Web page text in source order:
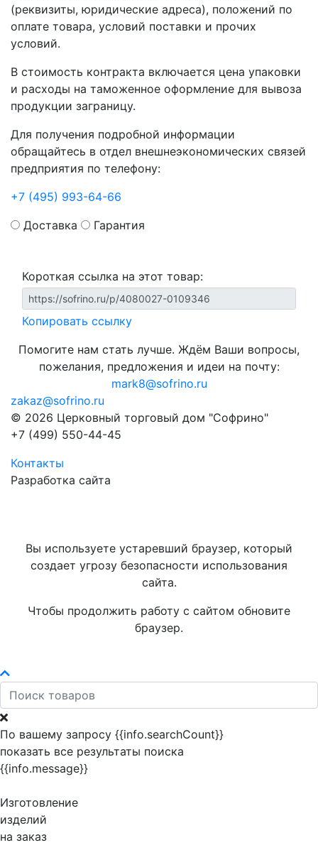
(реквизиты, юридические адреса), положений по
оплате товара, условий поставки и прочих
условий.
В стоимость контракта включается цена упаковки
и расходы на таможенное оформление для вывоза
продукции заграницу.
Для получения подробной информации
обращайтесь в отдел внешнеэкономических связей
предприятия по телефону:
+7 (495) 993-64-66
Доставка
Гарантия
Короткая ссылка на этот товар:
Копировать ссылку
Помогите нам стать лучше. Ждём Ваши вопросы,
пожелания, предложения и идеи на почту:
mark8@sofrino.ru
zakaz@sofrino.ru
© 2026 Церковный торговый дом "Софрино"
+7 (499) 550-44-45
Контакты
Разработка сайта
Вы используете устаревший браузер, который
создает угрозу безопасности использования
сайта.
Чтобы продолжить работу с сайтом обновите
браузер.
По вашему запросу {{info.searchCount}}
показать все результаты поиска
{{info.message}}
Изготовление
изделий
на заказ